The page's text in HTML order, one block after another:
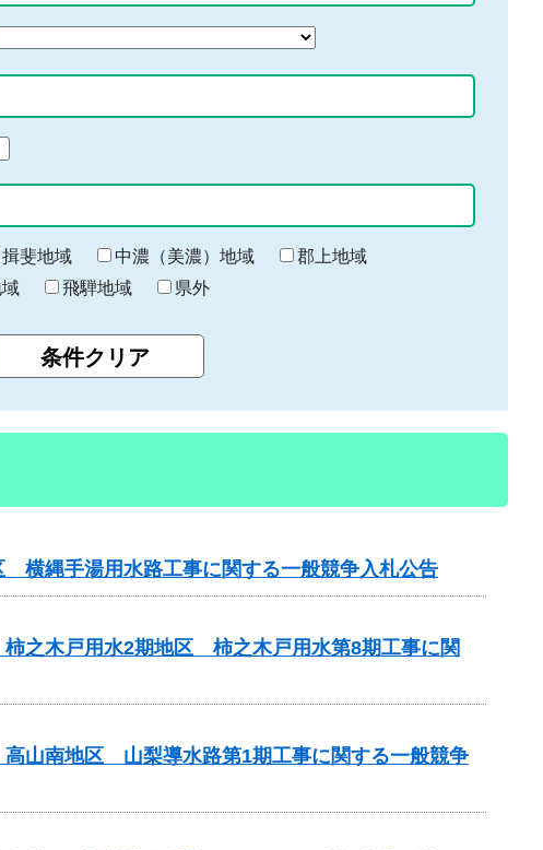
揖斐地域 中濃（美濃）地域
郡上地域
飛騨地域 県外
横縄手湯用水路工事に関する一般競争入札公告
之木戸用水2期地区 柿之木戸用水第8期工事に関
山南地区 山梨導水路第1期工事に関する一般競争